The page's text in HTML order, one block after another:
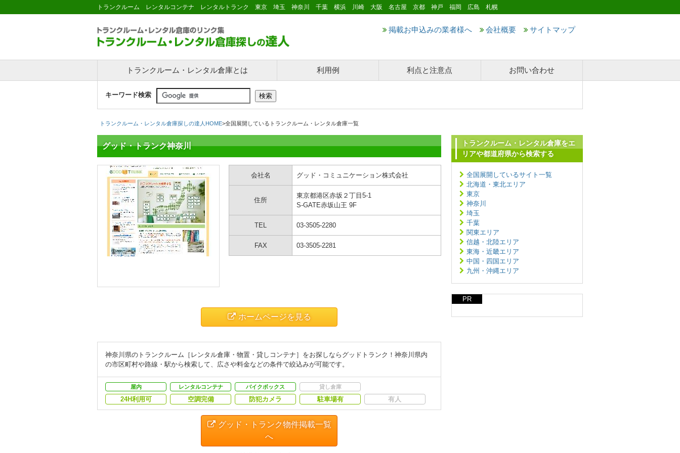
トランクルーム レンタルコンテナ レンタルトランク 東京 埼玉 神奈川 千葉 横浜 川崎 大阪 名古屋 京都 神戸 福岡 広島 札幌
掲載お申込みの業者様へ 会社概要 サイトマップ
トランクルーム・レンタル倉庫とは 利用例 利点と注意点 お問い合わせ
キーワード検索
トランクルーム・レンタル倉庫探しの達人HOME>全国展開しているトランクルーム・レンタル倉庫一覧
グッド・トランク神奈川
会社名 グッド・コミュニケーション株式会社
住所
東京都港区赤坂２丁目5-1
S-GATE赤坂山王 9F
TEL 03-3505-2280
FAX 03-3505-2281
ホームページを見る
神奈川県のトランクルーム［レンタル倉庫・物置・貸しコンテナ］をお探しならグッドトランク！神奈川県内
の市区町村や路線・駅から検索して、広さや料金などの条件で絞込みが可能です。
屋内 レンタルコンテナ バイクボックス 貸し倉庫
24H利用可 空調完備 防犯カメラ 駐車場有 有人
グッド・トランク物件掲載一覧
へ
トランクルーム・レンタル倉庫をエ
リアや都道府県から検索する
全国展開しているサイト一覧
北海道・東北エリア
東京
神奈川
埼玉
千葉
関東エリア
信越・北陸エリア
東海・近畿エリア
中国・四国エリア
九州・沖縄エリア
PR